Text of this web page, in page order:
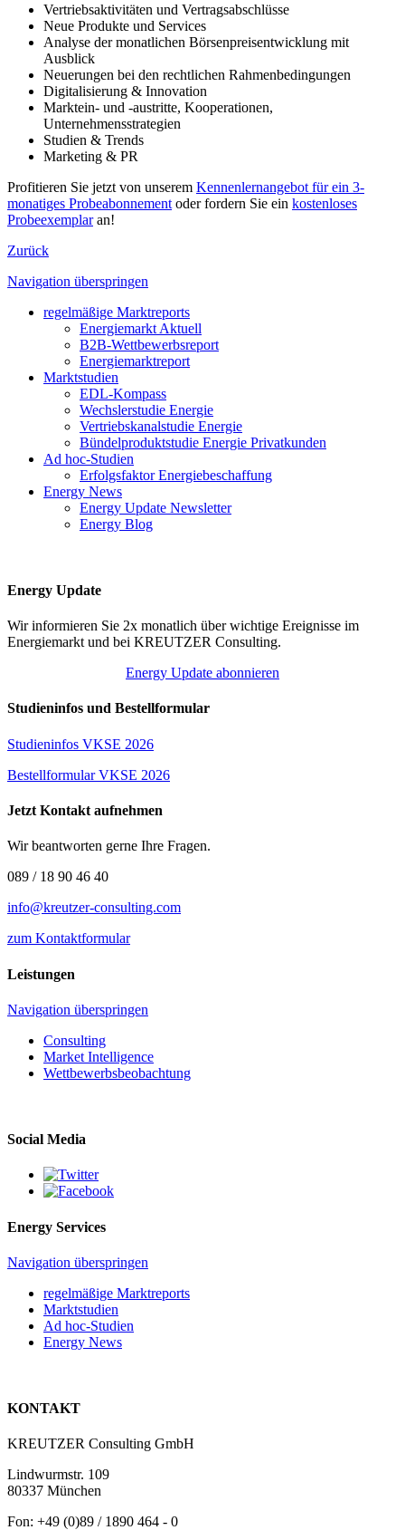
Vertriebsaktivitäten und Vertragsabschlüsse
Neue Produkte und Services
Analyse der monatlichen Börsenpreisentwicklung mit
Ausblick
Neuerungen bei den rechtlichen Rahmenbedingungen
Digitalisierung & Innovation
Marktein- und -austritte, Kooperationen,
Unternehmensstrategien
Studien & Trends
Marketing & PR
Profitieren Sie jetzt von unserem Kennenlernangebot für ein 3-
monatiges Probeabonnement oder fordern Sie ein kostenloses
Probeexemplaran!
Zurück
Navigation überspringen
regelmäßige Marktreports
Energiemarkt Aktuell
B2B-Wettbewerbsreport
Energiemarktreport
Marktstudien
EDL-Kompass
Wechslerstudie Energie
Vertriebskanalstudie Energie
Bündelproduktstudie Energie Privatkunden
Ad hoc-Studien
Erfolgsfaktor Energiebeschaffung
Energy News
Energy Update Newsletter
Energy Blog
Energy Update
Wir informieren Sie 2x monatlich über wichtige Ereignisse im
Energiemarkt und bei KREUTZER Consulting.
Energy Update abonnieren
Studieninfos und Bestellformular
Studieninfos VKSE 2026
Bestellformular VKSE 2026
Jetzt Kontakt aufnehmen
Wir beantworten gerne Ihre Fragen.
089 / 18 90 46 40
info@kreutzer-consulting.com
zum Kontaktformular
Leistungen
Navigation überspringen
Consulting
Market Intelligence
Wettbewerbs­beobachtung
Social Media
Energy Services
Navigation überspringen
regelmäßige Marktreports
Marktstudien
Ad hoc-Studien
Energy News
KONTAKT
KREUTZER Consulting GmbH
Lindwurmstr. 109
80337 München
Fon: +49 (0)89 / 1890 464 - 0